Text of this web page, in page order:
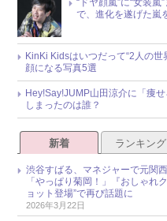
で、進化を遂げた嵐
KinKi Kidsはいつだって“2人の
顔になる写真5選
Hey!Say!JUMP山田涼介に「痩
しまったのは誰？
新着 ランキング
渋谷すばる、マネジャーで元関
「やっぱり菊岡！」『おしゃれ
ョット登場”で再び話題に
2026年3月22日